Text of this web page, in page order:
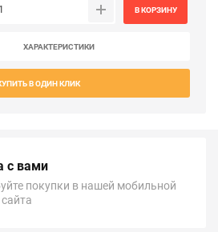
В КОРЗИНУ
ХАРАКТЕРИСТИКИ
В ОДИН КЛИК
с вами
покупки в нашей мобильной